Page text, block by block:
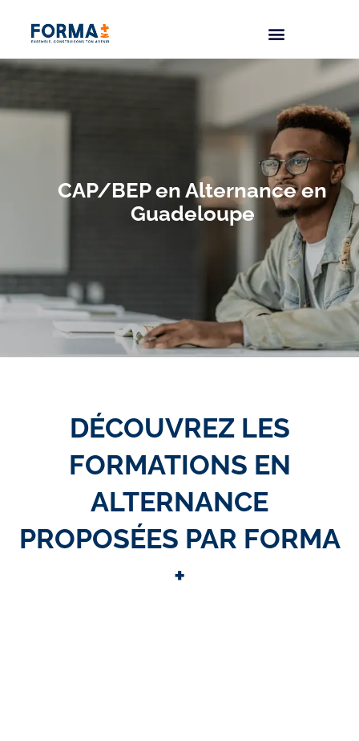
CAP/BEP en Alternance en
Guadeloupe
DÉCOUVREZ LES
FORMATIONS EN
ALTERNANCE
PROPOSÉES PAR FORMA
+